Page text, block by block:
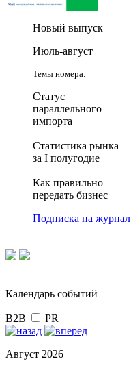
Новый выпуск
Июль-август
Темы номера:
Статус
параллельного
импорта
Статистика рынка
за I полугодие
Как правильно
передать бизнес
Подписка на журнал
Календарь событий
B2B PR
Август 2026